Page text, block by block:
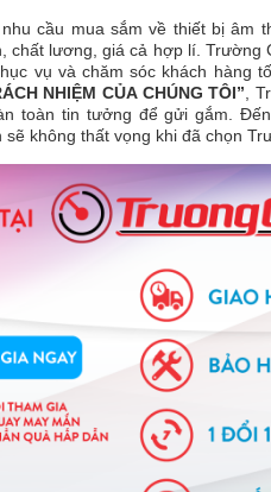
cầu mua sắm về thiết bị âm
chất lương, giá cả hợp lí. Trường
vụ và chăm sóc khách hàng
NHIỆM CỦA CHÚNG TÔI” ,
toàn tin tưởng để gửi gắm.
không thất vọng khi đã chọn